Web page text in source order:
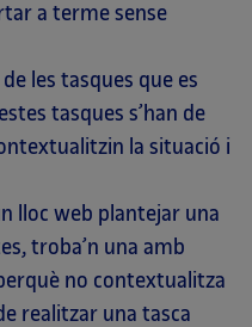
a terme sense
les tasques que es
tasques s’han de
la situació i
lloc web plantejar una
troba’n una amb
no contextualitza
realitzar una tasca